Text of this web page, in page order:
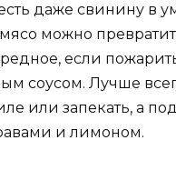
даже свинину в
можно
если
соусом. Лучше
или запекать, а
и лимоном.